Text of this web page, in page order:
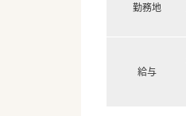
勤務地
給与